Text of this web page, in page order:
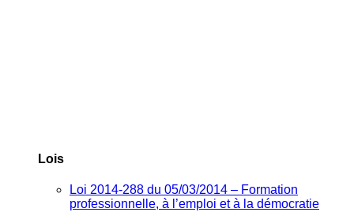
Lois
Loi 2014-288 du 05/03/2014 – Formation
professionnelle, à l’emploi et à la démocratie